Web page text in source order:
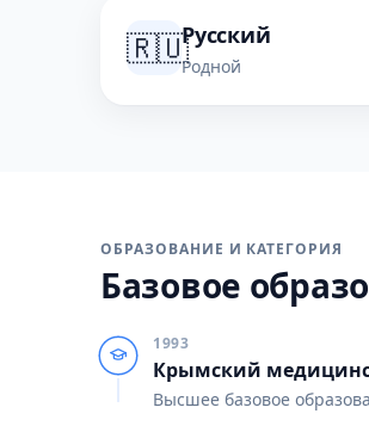
🇷🇺Русский
Родной
ОБРАЗОВАНИЕ И КАТЕГОРИЯ
Базовое
1993
Крымский
Высшее базовое